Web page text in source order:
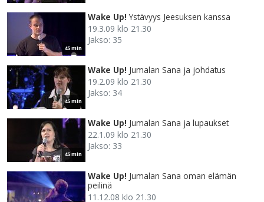
45 min
Wake Up! Ystävyys Jeesuksen kanssa
19.3.09 klo 21.30
Jakso: 35
45 min
Wake Up! Jumalan Sana ja johdatus
19.2.09 klo 21.30
Jakso: 34
45 min
Wake Up! Jumalan Sana ja lupaukset
22.1.09 klo 21.30
Jakso: 33
Wake Up! Jumalan Sana oman elämän
peilinä
11.12.08 klo 21.30